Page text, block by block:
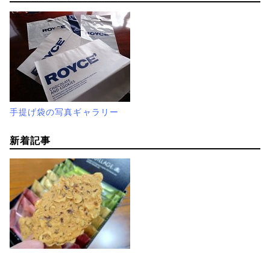
手提げ袋の写真ギャラリー
新着記事